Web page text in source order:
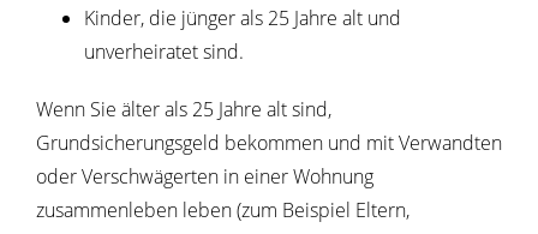
Kinder, die jünger als 25 Jahre alt und
unverheiratet sind.
Wenn Sie älter als 25 Jahre alt sind,
Grundsicherungsgeld bekommen und mit Verwandten
oder Verschwägerten in einer Wohnung
zusammenleben leben (zum Beispiel Eltern,